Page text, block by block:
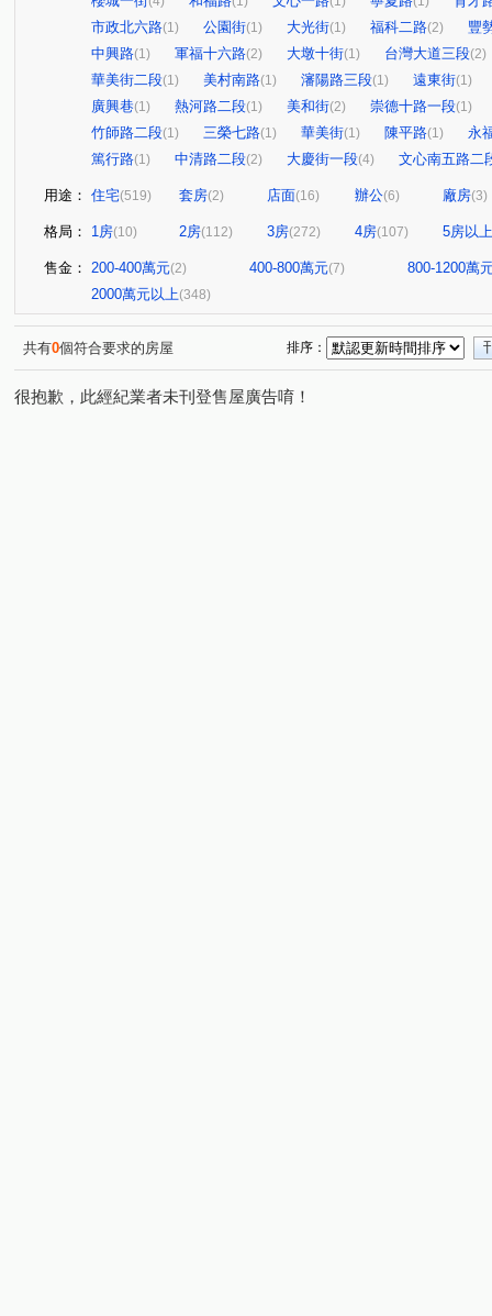
市政北六路(1) 公園街(1) 大光街(1) 福科二路(2)
豐
中興路(1) 軍福十六路(2) 大墩十街(1) 台灣大道三段(2)
華美街二段(1) 美村南路(1) 瀋陽路三段(1) 遠東街(1)
廣興巷(1) 熱河路二段(1) 美和街(2) 崇德十路一段(1)
竹師路二段(1) 三榮七路(1) 華美街(1) 陳平路(1)
永
篤行路(1) 中清路二段(2) 大慶街一段(4) 文心南五路二
用途： 住宅(519) 套房(2) 店面(16) 辦公(6) 廠房(3)
格局： 1房(10) 2房(112) 3房(272) 4房(107) 5房以上
售金： 200-400萬元(2) 400-800萬元(7)
800-1200萬
2000萬元以上(348)
共有0個符合要求的房屋 排序：
很抱歉，此經紀業者未刊登售屋廣告唷！